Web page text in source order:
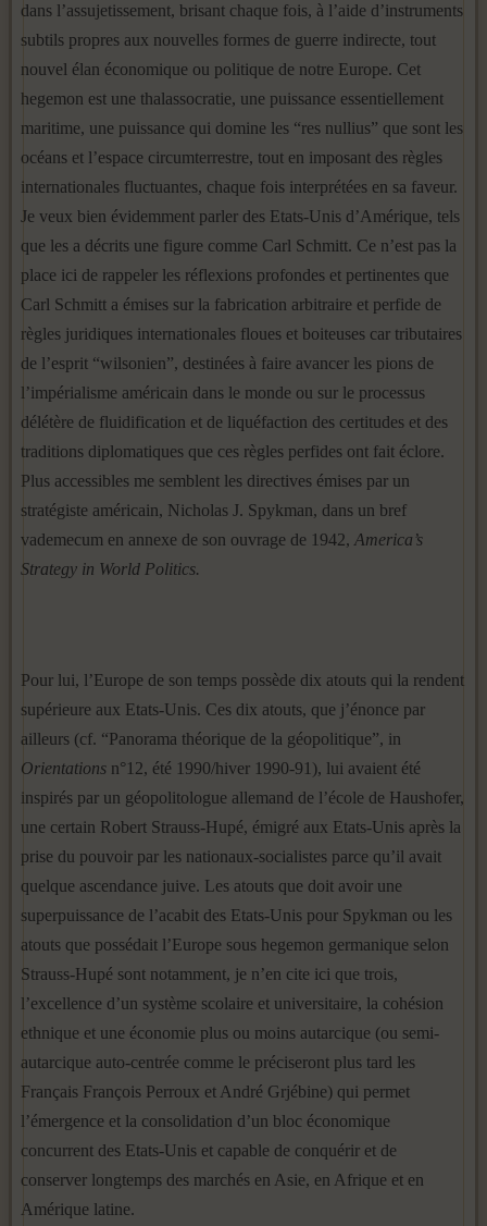
dans l’assujetissement, brisant chaque fois, à l’aide d’instruments
subtils propres aux nouvelles formes de guerre indirecte, tout
nouvel élan économique ou politique de notre Europe. Cet
hegemon est une thalassocratie, une puissance essentiellement
maritime, une puissance qui domine les “res nullius” que sont les
océans et l’espace circumterrestre, tout en imposant des règles
internationales fluctuantes, chaque fois interprétées en sa faveur.
Je veux bien évidemment parler des Etats-Unis d’Amérique, tels
que les a décrits une figure comme Carl Schmitt. Ce n’est pas la
place ici de rappeler les réflexions profondes et pertinentes que
Carl Schmitt a émises sur la fabrication arbitraire et perfide de
règles juridiques internationales floues et boiteuses car tributaires
de l’esprit “wilsonien”, destinées à faire avancer les pions de
l’impérialisme américain dans le monde ou sur le processus
délétère de fluidification et de liquéfaction des certitudes et des
traditions diplomatiques que ces règles perfides ont fait éclore.
Plus accessibles me semblent les directives émises par un
stratégiste américain, Nicholas J. Spykman, dans un bref
vademecum en annexe de son ouvrage de 1942, America’s
Strategy in World Politics.
Pour lui, l’Europe de son temps possède dix atouts qui la rendent
supérieure aux Etats-Unis. Ces dix atouts, que j’énonce par
ailleurs (cf. “Panorama théorique de la géopolitique”, in
Orientations n°12, été 1990/hiver 1990-91), lui avaient été
inspirés par un géopolitologue allemand de l’école de Haushofer,
une certain Robert Strauss-Hupé, émigré aux Etats-Unis après la
prise du pouvoir par les nationaux-socialistes parce qu’il avait
quelque ascendance juive. Les atouts que doit avoir une
superpuissance de l’acabit des Etats-Unis pour Spykman ou les
atouts que possédait l’Europe sous hegemon germanique selon
Strauss-Hupé sont notamment, je n’en cite ici que trois,
l’excellence d’un système scolaire et universitaire, la cohésion
ethnique et une économie plus ou moins autarcique (ou semi-
autarcique auto-centrée comme le préciseront plus tard les
Français François Perroux et André Grjébine) qui permet
l’émergence et la consolidation d’un bloc économique
concurrent des Etats-Unis et capable de conquérir et de
conserver longtemps des marchés en Asie, en Afrique et en
Amérique latine.